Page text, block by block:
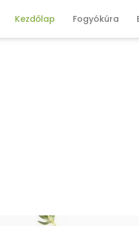
Kezdőlap Fogyókúra